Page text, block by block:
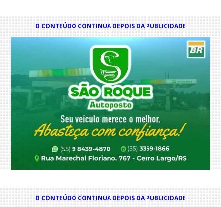
O CONTEÚDO CONTINUA DEPOIS DA PUBLICIDADE
O CONTEÚDO CONTINUA DEPOIS DA PUBLICIDADE